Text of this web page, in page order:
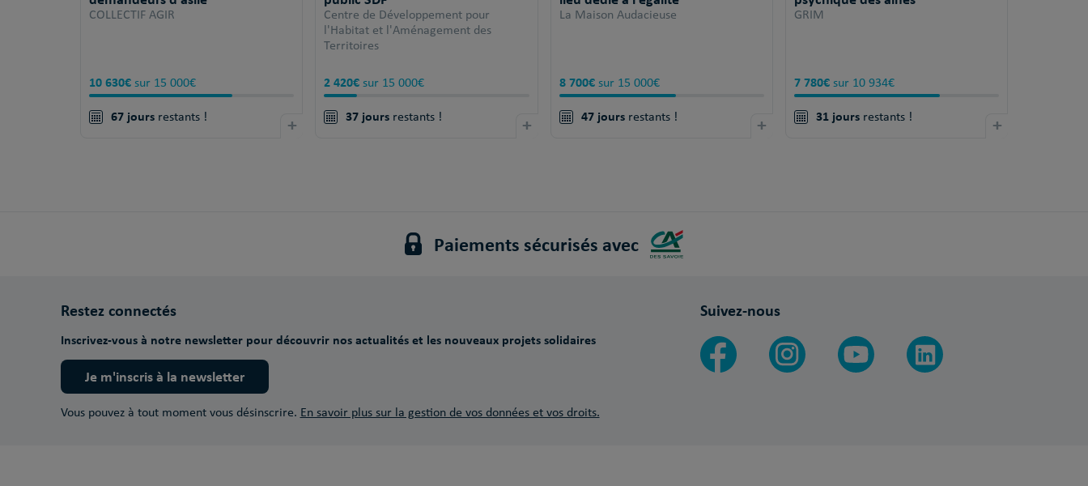
COLLECTIF AGIR
10 630€ sur 15 000€
67 jours restants ! +
Centre de Développement pour
l'Habitat et l'Aménagement des
Territoires
2 420€ sur 15 000€
37 jours restants ! +
La Maison Audacieuse
8 700€sur 15 000€
47 joursrestants ! +
GRIM
7 780€sur 10 934€
31 joursrestants ! +
Paiements sécurisés avec
Restez connectés
Inscrivez-vous à notre newsletter pour découvrir nos actualités et les nouveaux projets solidaires
Je m'inscris à la newsletter
Vous pouvez à tout moment vous désinscrire. En savoir plus sur la gestion de vos données et vos droits.
Suivez-nous